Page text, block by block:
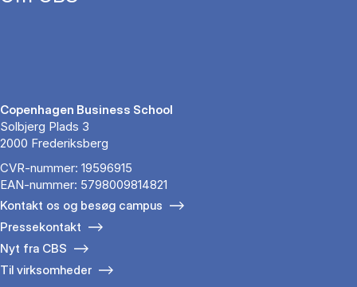
Copenhagen Business School
Solbjerg Plads 3
2000 Frederiksberg
CVR-nummer: 19596915
EAN-nummer: 5798009814821
Kontakt os og besøg campus
Pressekontakt
Nyt fra CBS
Til virksomheder